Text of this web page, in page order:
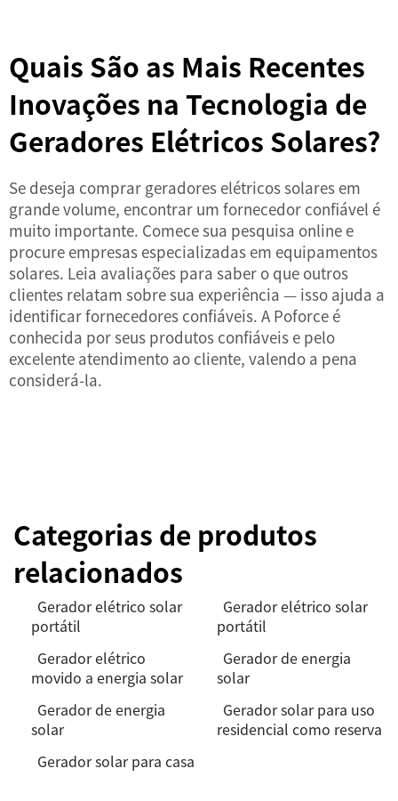
Quais São as Mais Recentes
Inovações na Tecnologia de
Geradores Elétricos Solares?
Se deseja comprar geradores elétricos solares em
grande volume, encontrar um fornecedor confiável é
muito importante. Comece sua pesquisa online e
procure empresas especializadas em equipamentos
solares. Leia avaliações para saber o que outros
clientes relatam sobre sua experiência — isso ajuda a
identificar fornecedores confiáveis. A Poforce é
conhecida por seus produtos confiáveis e pelo
excelente atendimento ao cliente, valendo a pena
considerá-la.
Categorias de produtos
relacionados
Gerador elétrico solar
portátil
Gerador elétrico solar
portátil
Gerador elétrico
movido a energia solar
Gerador de energia
solar
Gerador de energia
solar
Gerador solar para uso
residencial como reserva
Gerador solar para casa